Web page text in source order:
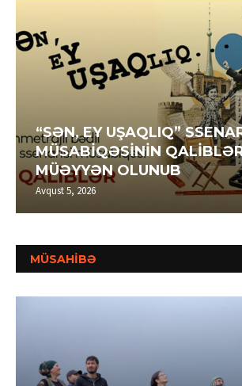
“SƏN, EY UŞAQLIQ”
MÜSABİQƏSİNİN
MÜƏYYƏN OLUNUB
Avqust 5, 2026
MÜSAHİBƏ